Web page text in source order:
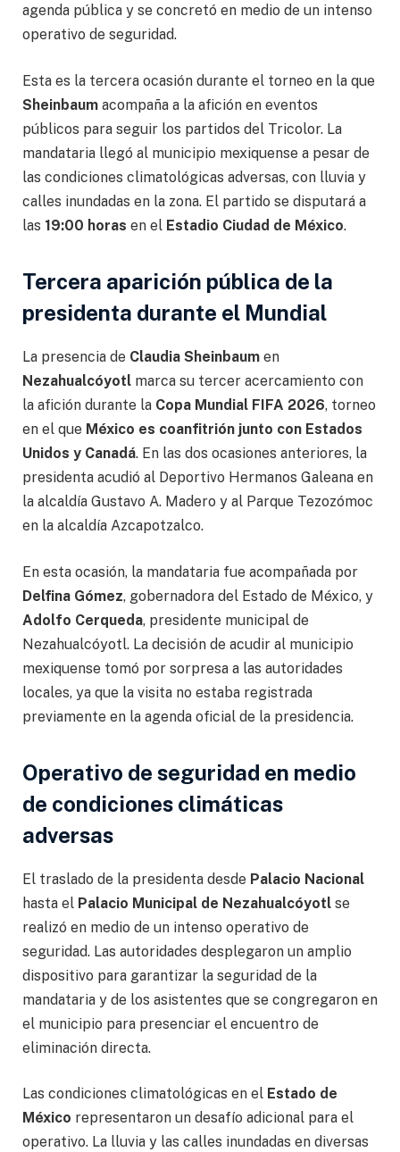
agenda pública y se concretó en medio de un intenso
operativo de seguridad.
Esta es la tercera ocasión durante el torneo en la que
Sheinbaum acompaña a la afición en eventos
públicos para seguir los partidos del Tricolor. La
mandataria llegó al municipio mexiquense a pesar de
las condiciones climatológicas adversas, con lluvia y
calles inundadas en la zona. El partido se disputará a
las 19:00 horas en el Estadio Ciudad de México.
Tercera aparición pública de la
presidenta durante el Mundial
La presencia de Claudia Sheinbaum en
Nezahualcóyotl marca su tercer acercamiento con
la afición durante la Copa Mundial FIFA 2026, torneo
en el que México es coanfitrión junto con Estados
Unidos y Canadá. En las dos ocasiones anteriores, la
presidenta acudió al Deportivo Hermanos Galeana en
la alcaldía Gustavo A. Madero y al Parque Tezozómoc
en la alcaldía Azcapotzalco.
En esta ocasión, la mandataria fue acompañada por
Delfina Gómez, gobernadora del Estado de México, y
Adolfo Cerqueda, presidente municipal de
Nezahualcóyotl. La decisión de acudir al municipio
mexiquense tomó por sorpresa a las autoridades
locales, ya que la visita no estaba registrada
previamente en la agenda oficial de la presidencia.
Operativo de seguridad en medio
de condiciones climáticas
adversas
El traslado de la presidenta desde Palacio Nacional
hasta el Palacio Municipal de Nezahualcóyotl se
realizó en medio de un intenso operativo de
seguridad. Las autoridades desplegaron un amplio
dispositivo para garantizar la seguridad de la
mandataria y de los asistentes que se congregaron en
el municipio para presenciar el encuentro de
eliminación directa.
Las condiciones climatológicas en el Estado de
México representaron un desafío adicional para el
operativo. La lluvia y las calles inundadas en diversas